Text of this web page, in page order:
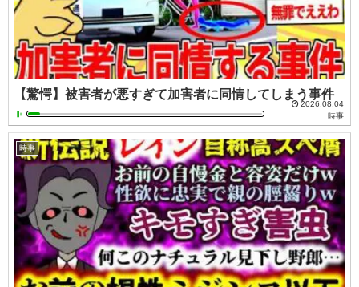
【驚愕】被害者が悪すぎて加害者に同情してしまう事件
2026.08.04
時事
時事